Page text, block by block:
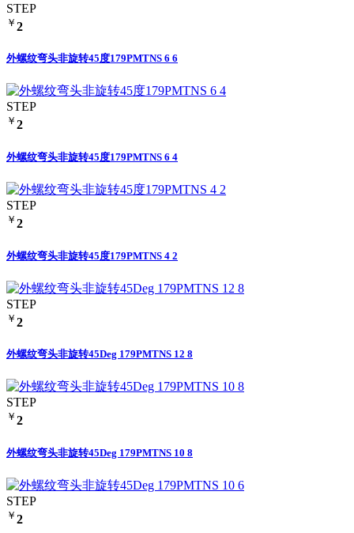
STEP
￥ 2
外螺纹弯头非旋转45度179PMTNS 6 6
STEP
￥ 2
外螺纹弯头非旋转45度179PMTNS 6 4
STEP
￥ 2
外螺纹弯头非旋转45度179PMTNS 4 2
STEP
￥ 2
外螺纹弯头非旋转45Deg 179PMTNS 12 8
STEP
￥ 2
外螺纹弯头非旋转45Deg 179PMTNS 10 8
STEP
￥ 2